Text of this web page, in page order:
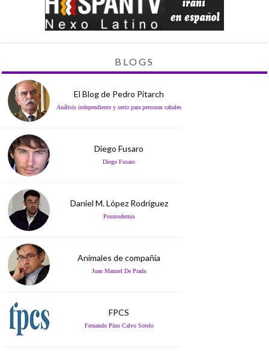
BLOGS
El Blog de Pedro Pitarch
Análisis independiente y serio para personas cabales
Diego Fusaro
Diego Fusaro
Daniel M. López Rodríguez
Posmodernia
Animales de compañía
Juan Manuel De Prada
FPCS
Fernando Pino Calvo Sotelo